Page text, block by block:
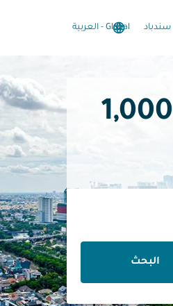
سندباد language
Global
- العربية keyboard_arrow_down
1,000
البحث